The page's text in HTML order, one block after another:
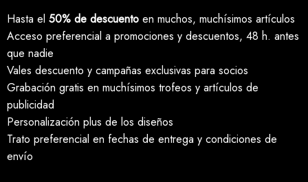
Hasta el 50% de descuento en muchos, muchísimos artículos
Acceso preferencial a promociones y descuentos, 48 h. antes
que nadie
Vales descuento y campañas exclusivas para socios
Grabación gratis en muchísimos trofeos y artículos de
publicidad
Personalización plus de los diseños
Trato preferencial en fechas de entrega y condiciones de
envío